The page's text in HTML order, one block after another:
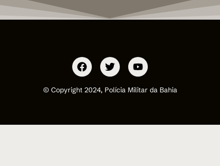
© Copyright 2024, Polícia Militar da Bahia